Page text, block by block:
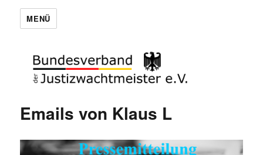
MENÜ
Emails von Klaus L